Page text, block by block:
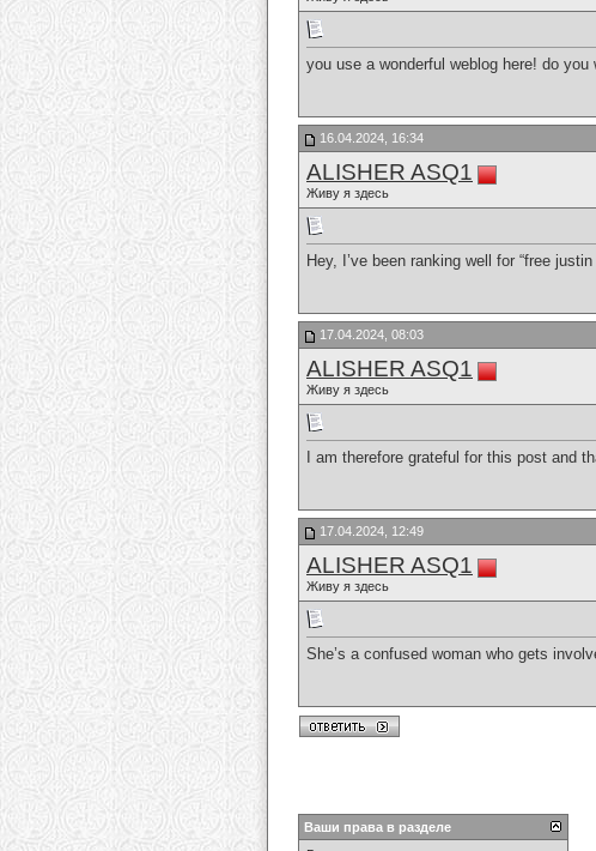
you use a wonderful weblog here! do
16.04.2024, 16:34
ALISHER ASQ1
Живу я здесь
Hey, I’ve been ranking well for “free
17.04.2024, 08:03
ALISHER ASQ1
Живу я здесь
I am therefore grateful for this post and
17.04.2024, 12:49
ALISHER ASQ1
Живу я здесь
She’s a confused woman who gets
Ваши права в разделе